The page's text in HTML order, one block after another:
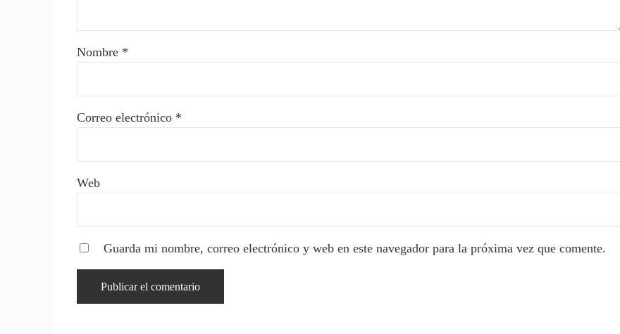
Nombre *
Correo electrónico *
Web
Guarda mi nombre, correo electrónico y web en este navegador para la próxima vez que comente.